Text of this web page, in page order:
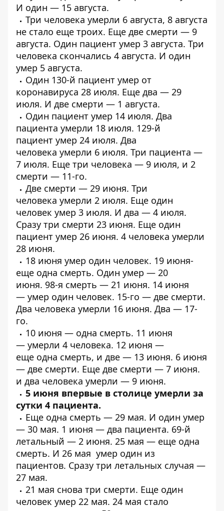
И один — 15 августа.
Три человека умерли 6 августа, 8 августа
не стало еще троих. Еще две смерти — 9
августа. Один пациент умер 3 августа. Три
человека скончались 4 августа. И один
умер 5 августа.
Один 130-й пациент умер от
коронавируса 28 июля. Еще два — 29
июля. И две смерти — 1 августа.
Один пациент умер 14 июля. Два
пациента умерли 18 июля. 129-й
пациент умер 24 июля. Два
человека умерли 6 июля. Три пациента —
7 июля. Еще три человека — 9 июля, и 2
смерти — 11-го.
Две смерти — 29 июня. Три
человека умерли 2 июля. Еще один
человек умер 3 июля. И два — 4 июля.
Сразу три смерти 23 июня. Еще один
пациент умер 26 июня. 4 человека умерли
28 июня.
18 июня умер один человек. 19 июня-
еще одна смерть. Один умер — 20
июня. 98-я смерть — 21 июня. 14 июня
— умер один человек. 15-го — две смерти.
Два человека умерли 16 июня. Два — 17-
го.
10 июня — одна смерть. 11 июня
— умерли 4 человека. 12 июня —
еще одна смерть, и две — 13 июня. 6 июня
— две смерти. Еще две смерти — 7 июня.
и два человека умерли — 9 июня.
5 июня впервые в столице умерли за
сутки 4 пациента.
Еще одна смерть — 29 мая. И один умер
— 30 мая. 1 июня — два пациента. 69-й
летальный — 2 июня. 25 мая — еще одна
смерть. И 26 мая умер один из
пациентов. Сразу три летальных случая —
27 мая.
21 мая снова три смерти. Еще один
человек умер 22 мая. 24 мая стало